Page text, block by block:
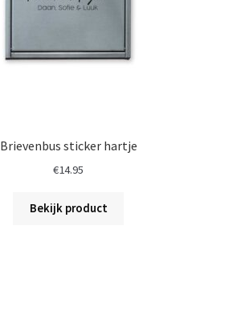
Brievenbus sticker hartje
€14.95
Bekijk product